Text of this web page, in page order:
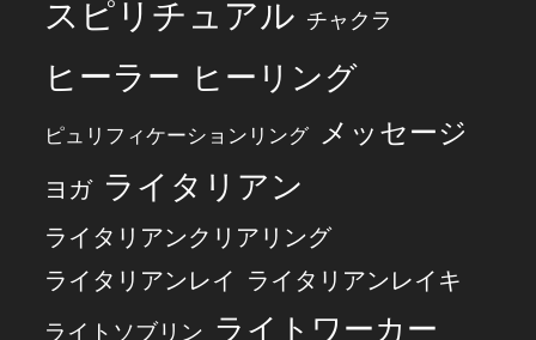
スピリチュアル チャクラ
ヒーラー ヒーリング
ピュリフィケーションリング メッセージ
ヨガ ライタリアン
ライタリアンクリアリング
ライタリアンレイ ライタリアンレイキ
ライトソブリン ライトワーカー